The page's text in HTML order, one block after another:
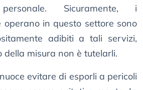
Sicuramente, i
operano in questo settore sono
adibiti a tali servizi,
della misura non è tutelarli.
evitare di esporli a pericoli